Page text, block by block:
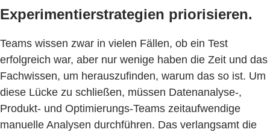
Experimentierstrategien priorisieren.
Teams wissen zwar in vielen Fällen, ob ein Test
erfolgreich war, aber nur wenige haben die Zeit und das
Fachwissen, um herauszufinden, warum das so ist. Um
diese Lücke zu schließen, müssen Datenanalyse-,
Produkt- und Optimierungs-Teams zeitaufwendige
manuelle Analysen durchführen. Das verlangsamt die